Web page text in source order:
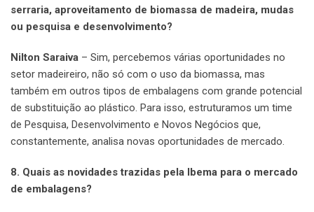
serraria, aproveitamento de biomassa de madeira, mudas
ou pesquisa e desenvolvimento?
Nilton Saraiva – Sim, percebemos várias oportunidades no
setor madeireiro, não só com o uso da biomassa, mas
também em outros tipos de embalagens com grande potencial
de substituição ao plástico. Para isso, estruturamos um time
de Pesquisa, Desenvolvimento e Novos Negócios que,
constantemente, analisa novas oportunidades de mercado.
8. Quais as novidades trazidas pela Ibema para o mercado
de embalagens?